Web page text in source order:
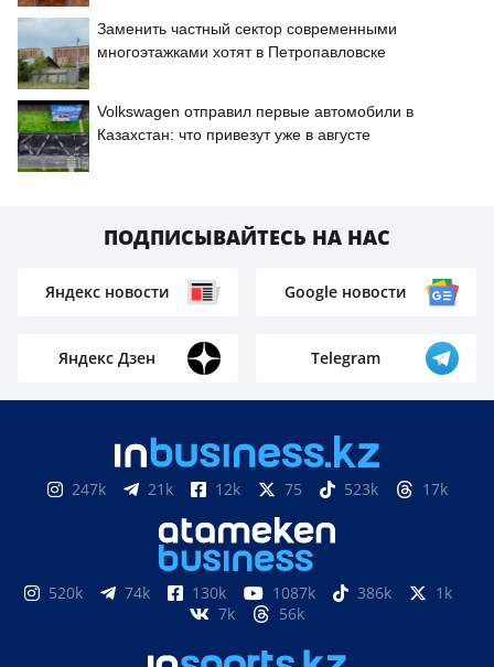
Заменить частный сектор современными
многоэтажками хотят в Петропавловске
Volkswagen отправил первые автомобили в
Казахстан: что привезут уже в августе
ПОДПИСЫВАЙТЕСЬ НА НАС
Яндекс новости Google новости
Яндекс Дзен Telegram
247k 21k 12k 75 523k 17k
520k 74k 130k 1087k 386k
1k
7k
56k